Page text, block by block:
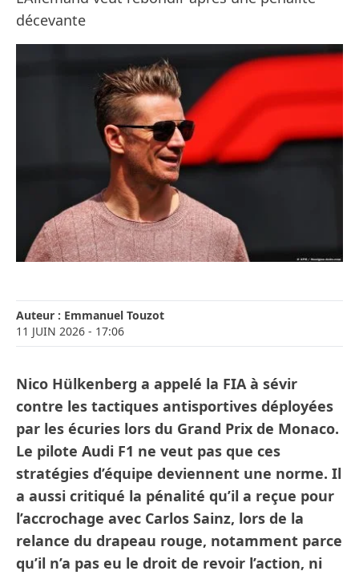
décevante
Auteur : Emmanuel Touzot
11 JUIN 2026 - 17:06
Nico Hülkenberg a appelé la FIA à sévir
contre les tactiques antisportives déployées
par les écuries lors du Grand Prix de Monaco.
Le pilote Audi F1 ne veut pas que ces
stratégies d’équipe deviennent une norme. Il
a aussi critiqué la pénalité qu’il a reçue pour
l’accrochage avec Carlos Sainz, lors de la
relance du drapeau rouge, notamment parce
qu’il n’a pas eu le droit de revoir l’action, ni